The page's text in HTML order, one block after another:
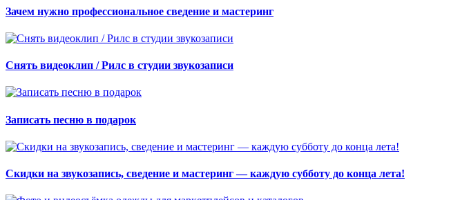
Зачем нужно профессиональное сведение и мастеринг
Снять видеоклип / Рилс в студии звукозаписи
Записать песню в подарок
Скидки на звукозапись, сведение и мастеринг — каждую субботу до конца лета!